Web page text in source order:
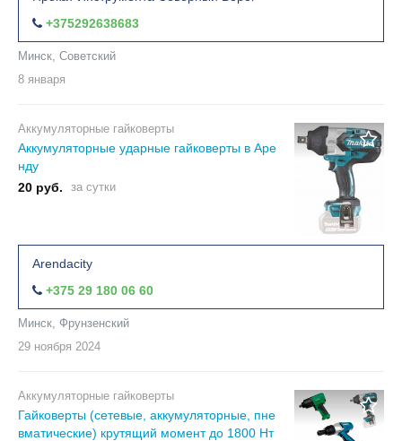
+375292638683
Минск, Советский
8 января
Аккумуляторные гайковерты
Аккумуляторные ударные гайковерты в Аре
нду
20 руб.
за сутки
Arendacity
+375 29 180 06 60
Минск, Фрунзенский
29 ноября 2024
Аккумуляторные гайковерты
Гайковерты (сетевые, аккумуляторные, пне
вматические) крутящий момент до 1800 Нт